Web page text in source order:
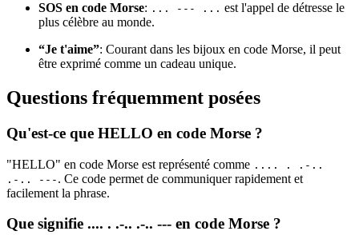
SOS en code Morse: ... --- ... est l'appel de détresse le
plus célèbre au monde.
“Je t'aime”: Courant dans les bijoux en code Morse, il peut
être exprimé comme un cadeau unique.
Questions fréquemment posées
Qu'est-ce que HELLO en code Morse ?
"HELLO" en code Morse est représenté comme .... . .-..
.-.. --- . Ce code permet de communiquer rapidement et
facilement la phrase.
Que signifie .... . .-.. .-.. --- en code Morse ?